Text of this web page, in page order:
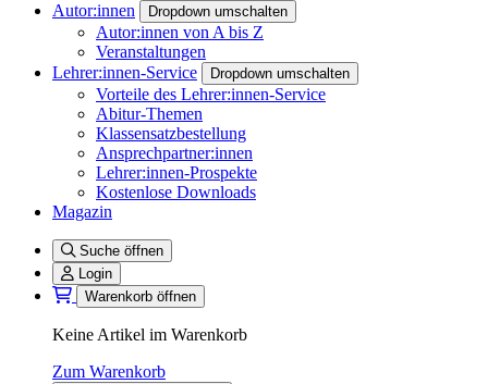
Autor:innen
Dropdown umschalten
Autor:innen von A bis Z
Veranstaltungen
Lehrer:innen-Service
Dropdown umschalten
Vorteile des Lehrer:innen-Service
Abitur-Themen
Klassensatzbestellung
Ansprechpartner:innen
Lehrer:innen-Prospekte
Kostenlose Downloads
Magazin
Suche öffnen
Login
Warenkorb öffnen
Keine Artikel im Warenkorb
Zum Warenkorb